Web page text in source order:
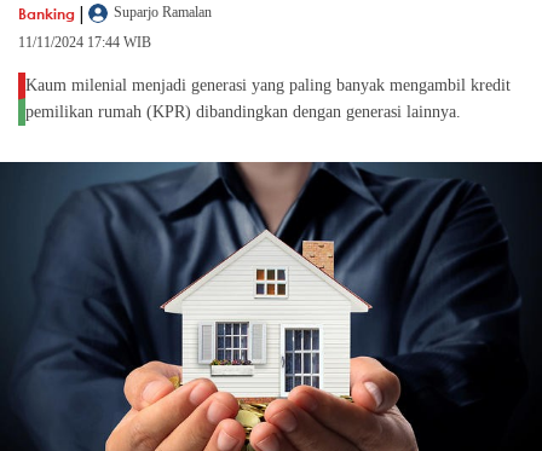
Banking |
Suparjo Ramalan
11/11/2024 17:44 WIB
Kaum milenial menjadi generasi yang paling banyak mengambil kredit
pemilikan rumah (KPR) dibandingkan dengan generasi lainnya.